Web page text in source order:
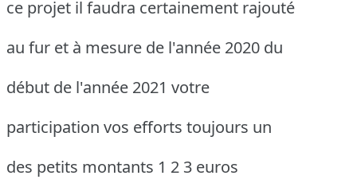
ce projet il faudra certainement rajouté
au fur et à mesure de l'année 2020 du
début de l'année 2021 votre
participation vos efforts toujours un
des petits montants 1 2 3 euros